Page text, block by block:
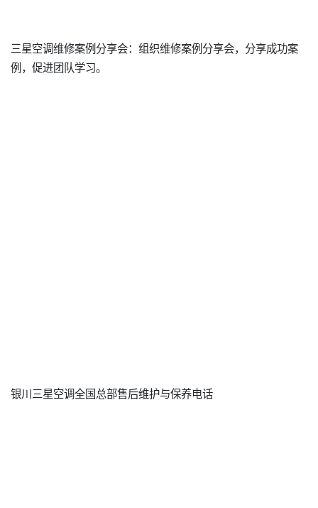
三星空调维修案例分享会：组织维修案例分享会，分享成功案
例，促进团队学习。
银川三星空调全国总部售后维护与保养电话